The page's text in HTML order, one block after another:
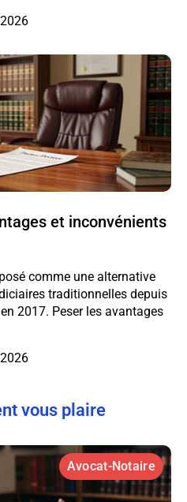
et inconvénients
comme une alternative
traditionnelles depuis
2017. Peser les avantages
vous plaire
Avocat-Notaire